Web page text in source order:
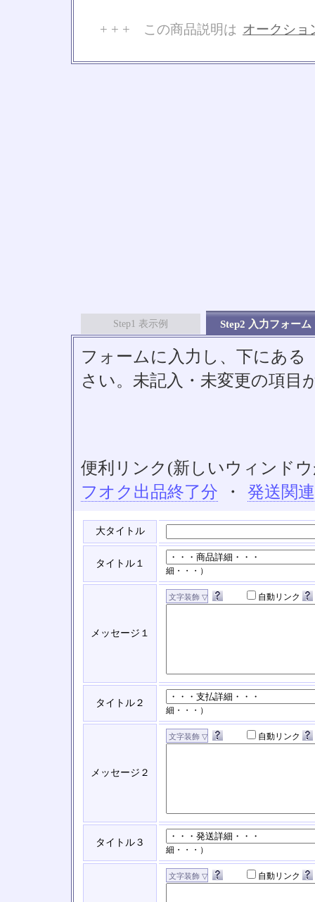
+ + + この商品説明は オークショ
Step1 表示例 Step2 入力フォーム
フォームに入力し、下にあ
さい。未記入・未変更の項目
便利リンク(新しいウィンド
フオク出品終了分
・ 発送関
大タイトル
タイトル１
細・・・）
メッセージ１
自動リンク
タイトル２
細・・・）
メッセージ２
自動リンク
タイトル３
細・・・）
自動リンク